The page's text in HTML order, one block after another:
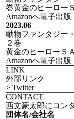
巻黄金のヒーロ
Amazonへ電子出版
2023.06
動物ファンタジー
２巻
黄金のヒーロー
Amazonへ電子出版
LINK
外部リンク
> Twitter
CONTACT
西文豪太郎にコン
団体名/会社名